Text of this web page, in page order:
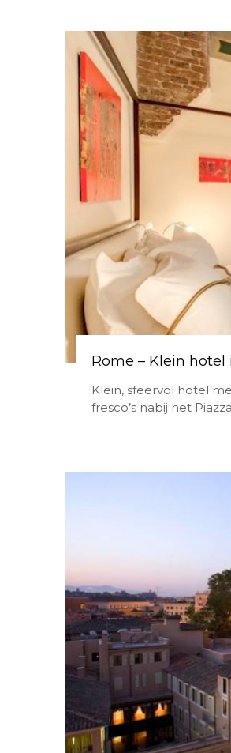
Rome – Klein
Klein, sfeervol hotel
fresco’s nabij het